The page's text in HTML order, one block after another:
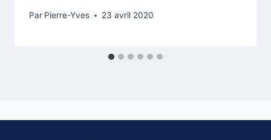
Par Pierre-Yves 23 avril 2020